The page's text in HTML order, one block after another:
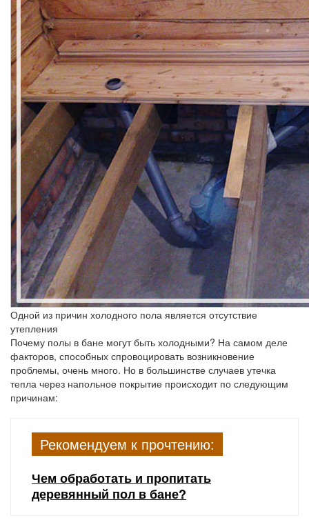
Одной из причин холодного пола является отсутствие
утепления
Почему полы в бане могут быть холодными? На самом деле
факторов, способных спровоцировать возникновение
проблемы, очень много. Но в большинстве случаев утечка
тепла через напольное покрытие происходит по следующим
причинам:
Рекомендуем к прочтению:
Чем обработать и пропитать
деревянный пол в бане?